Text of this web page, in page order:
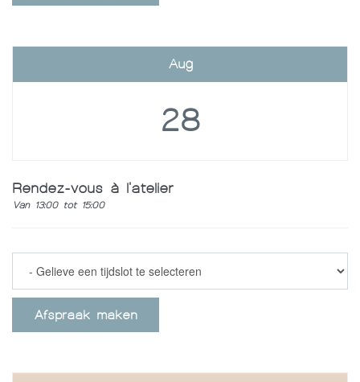
Aug
28
Rendez-vous à l'atelier
Van 13:00 tot 15:00
Afspraak maken